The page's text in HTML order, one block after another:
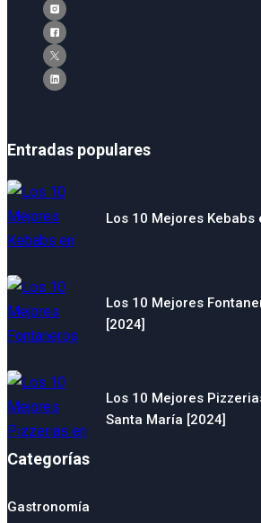
Entradas populares
Los 10 Mejores Kebabs
Los 10 Mejores
[2024]
Los 10 Mejores
Santa María [2024]
Categorías
Gastronomía